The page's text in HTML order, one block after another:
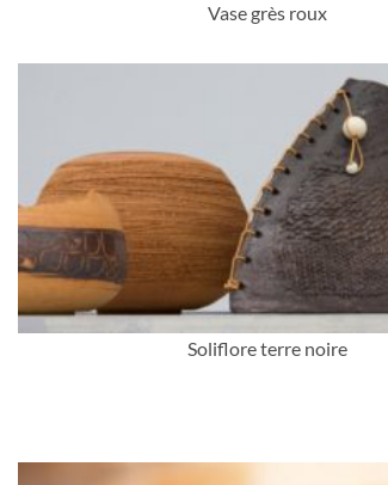
Vase grès roux
Soliflore terre noire